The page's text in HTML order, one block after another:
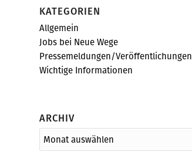
KATEGORIEN
Allgemein
Jobs bei Neue Wege
Pressemeldungen/Veröffentlichungen
Wichtige Informationen
ARCHIV